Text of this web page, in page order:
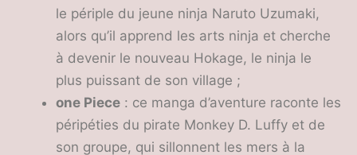
le périple du jeune ninja Naruto Uzumaki,
alors qu’il apprend les arts ninja et cherche
à devenir le nouveau Hokage, le ninja le
plus puissant de son village ;
one Piece : ce manga d’aventure raconte les
péripéties du pirate Monkey D. Luffy et de
son groupe, qui sillonnent les mers à la